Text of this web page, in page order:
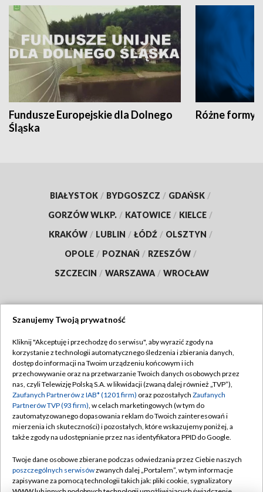
Fundusze Europejskie dla Dolnego
Śląska
Różne formy
BIAŁYSTOK / BYDGOSZCZ / GDAŃSK /
GORZÓW WLKP. / KATOWICE / KIELCE /
KRAKÓW / LUBLIN / ŁÓDŹ / OLSZTYN /
OPOLE / POZNAŃ / RZESZÓW /
SZCZECIN / WARSZAWA / WROCŁAW
TVP
Abonament TVP
Emisja w TVP
Centrum informacji TVP
Naziemna Telewizja Cyfrowa
Rada Programowa
System NOS
Regulamin TVP
Polityka prywatności
Moje zgody
Pomoc
Kontakt
Szanujemy Twoją prywatność
Kliknij "Akceptuję i przechodzę do serwisu", aby wyrazić zgody na
korzystanie z technologii automatycznego śledzenia i zbierania danych,
dostęp do informacji na Twoim urządzeniu końcowym i ich
przechowywanie oraz na przetwarzanie Twoich danych osobowych przez
nas, czyli Telewizję Polską S.A. w likwidacji (zwaną dalej również „TVP”),
Zaufanych Partnerów z IAB* (1201 firm) oraz pozostałych Zaufanych
Partnerów TVP (93 firm), w celach marketingowych (w tym do
zautomatyzowanego dopasowania reklam do Twoich zainteresowań i
mierzenia ich skuteczności) i pozostałych, które wskazujemy poniżej, a
także zgody na udostępnianie przez nas identyfikatora PPID do Google.
Twoje dane osobowe zbierane podczas odwiedzania przez Ciebie naszych
poszczególnych serwisówzwanych dalej „Portalem”, w tym informacje
zapisywane za pomocą technologii takich jak: pliki cookie, sygnalizatory